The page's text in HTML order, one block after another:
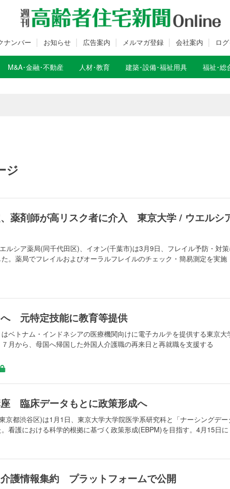
ナンバー お知らせ 広告案内 メルマガ登録 会社案内 ロ
M&A･金融･不動産 人材･教育 建築･設備･福祉用具 福祉･総
数変更のお知らせ
数変更のお知らせ
ジ
薬剤師が高リスク者に介入 東京大学 / ウエルシ
ルシア薬局(同千代田区)、イオン(千葉市)は3月9日、フレイル予防・対
。薬局でフレイルおよびオーラルフレイルのチェック・簡易測定を実施
元特定技能に教育等提供
ベトナム・インドネシアの医療機関向けに電子カルテを提供する東京大
月から、母国へ帰国した外国人介護職の再来日と再就職を支援する
座 臨床データもとに政策形成へ
京都渋谷区)は1月1日、東京大学大学院医学系研究科と「ナーシングデー
看護における科学的根拠に基づく政策形成(EBPM)を目指す。4月15日
護情報集約 プラットフォームで公開